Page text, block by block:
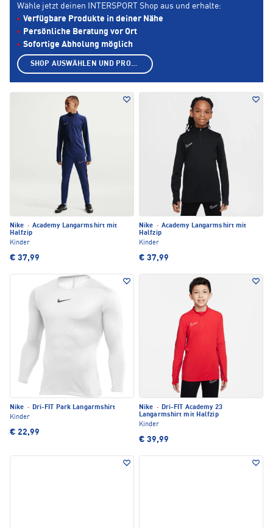
Nike · Academy Langarmshirt mit
Halfzip
Kinder
€ 37,99
Nike · Academy Langarmshirt mit
Halfzip
Kinder
€ 37,99
Nike · Dri-FIT Park Langarmshirt
Kinder
€ 22,99
Nike · Dri-FIT Academy 23
Langarmshirt mit Halfzip
Kinder
€ 39,99
Wähle jetzt deinen INTERSPORT Shop aus und erhalte:
Verfügbare Produkte in deiner Nähe
Persönliche Beratung vor Ort
Sofortige Abholung möglich
SHOP AUSWÄHLEN UND PRODUKTE ANZEIGEN